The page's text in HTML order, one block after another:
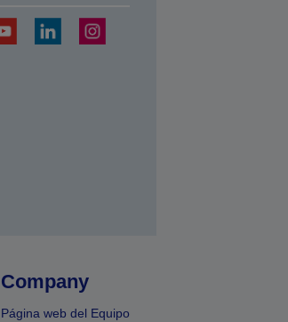
Company
Página web del Equipo